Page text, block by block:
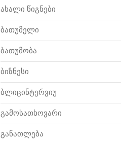
ახალი წიგნები
ბათუმელი
ბათუმობა
ბიზნესი
ბლიცინტერვიუ
გამოსათხოვარი
განათლება